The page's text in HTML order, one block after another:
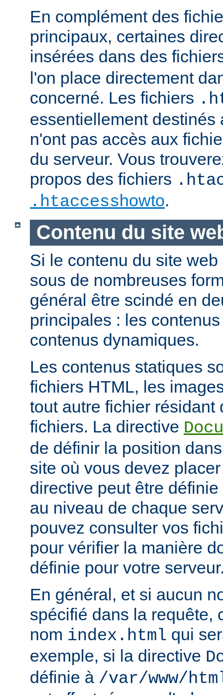
En complément des
principaux, certaines
insérées dans des
l'on place directement
concerné. Les fichiers
essentiellement destinés
n'ont pas accès aux
du serveur. Vous
propos des fichiers
.htaccesshowto.
Contenu du site
Si le contenu du site
sous de nombreuses
général être scindé en
principales : les
contenus dynamiques.
Les contenus statiques
fichiers HTML, les
tout autre fichier résidant
fichiers. La directive
de définir la position
site où vous devez
directive peut être
au niveau de chaque
pouvez consulter vos
pour vérifier la manière
définie pour votre
En général, et si aucun
spécifié dans la requête,
nom index.html qui
exemple, si la directive
définie à /var/www/